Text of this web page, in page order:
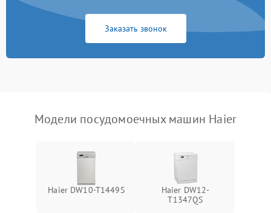
Сбои в работе таймера 1700 ₽
Заказать звонок
Модели посудомоечных машин Haier
Haier DW10-T1449S
Haier DW12-
T1347QS